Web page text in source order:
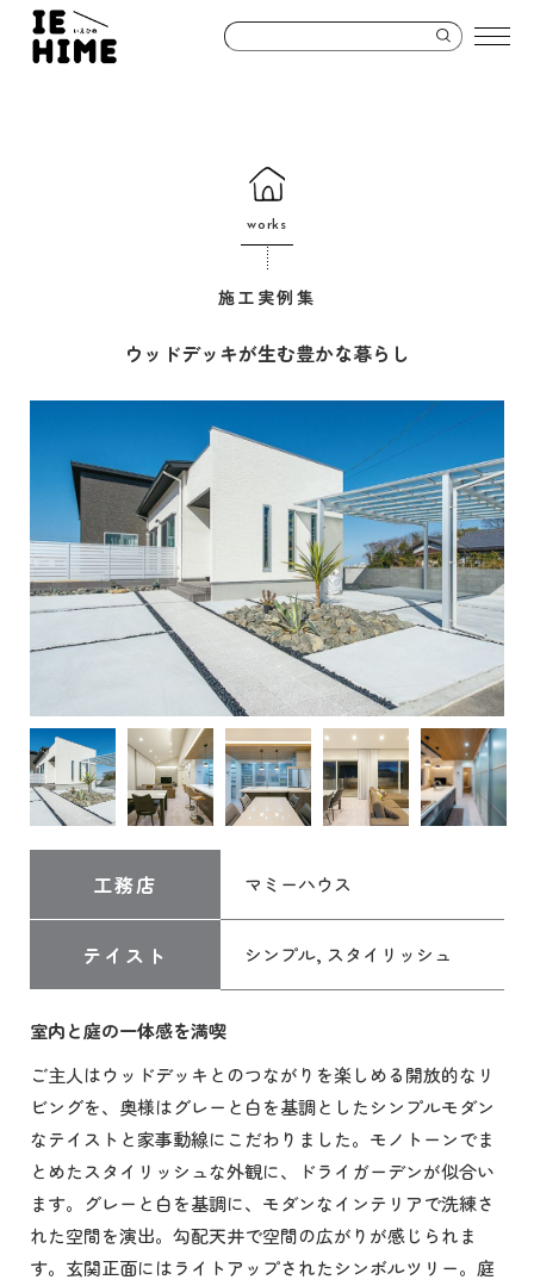
works
施工実例集
ウッドデッキが生む豊かな暮らし
工務店 マミーハウス
テイスト シンプル, スタイリッシュ
室内と庭の一体感を満喫
ご主人はウッドデッキとのつながりを楽しめる開放的なリ
ビングを、奥様はグレーと白を基調としたシンプルモダン
なテイストと家事動線にこだわりました。モノトーンでま
とめたスタイリッシュな外観に、ドライガーデンが似合い
ます。グレーと白を基調に、モダンなインテリアで洗練さ
れた空間を演出。勾配天井で空間の広がりが感じられま
す。玄関正面にはライトアップされたシンボルツリー。庭